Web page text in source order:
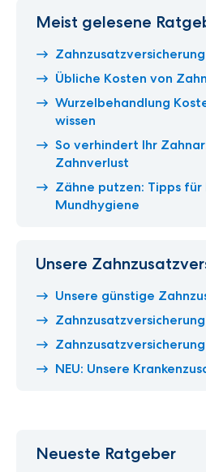
Meist gelesene
Übliche Kosten von
Wurzelbehandlung
wissen
So verhindert Ihr
Zahnverlust
Zähne putzen: Tipps für
Mundhygiene
Unsere
Unsere günstige
NEU: Unsere
Neueste Ratgeber